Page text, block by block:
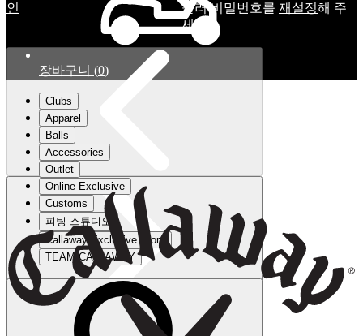
인
눌러 비밀번호를 재설정해 주
세요.
장바구니 (0)
Clubs
Apparel
Balls
Accessories
Outlet
Online Exclusive
Customs
피팅 스튜디오
Callaway Exclusive Store
TEAM CALLAWAY